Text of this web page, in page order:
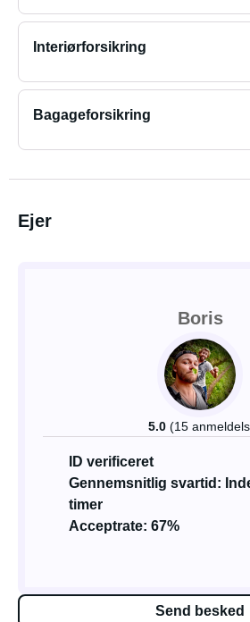
Interiørforsikring
Bagageforsikring
Ejer
Boris
5.0 (15
ID verificeret
Gennemsnitlig svartid:
timer
Acceptrate: 67%
Send besked